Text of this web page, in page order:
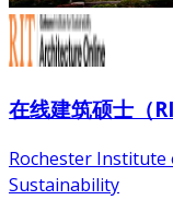
在线建筑硕士（
Rochester
Sustainability